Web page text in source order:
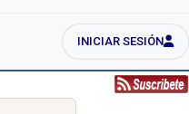
INICIAR SESIÓN